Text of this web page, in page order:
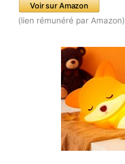
Voir sur Amazon
(lien rémunéré par Amazon)